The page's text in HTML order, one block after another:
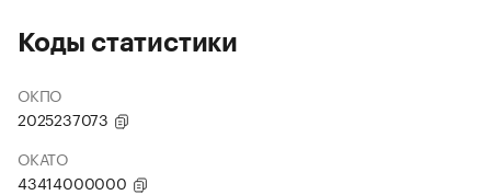
Коды статистики
ОКПО
2025237073
ОКАТО
43414000000